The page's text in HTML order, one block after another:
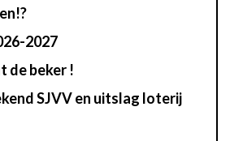
2027
de beker !
SJVV en uitslag loterij